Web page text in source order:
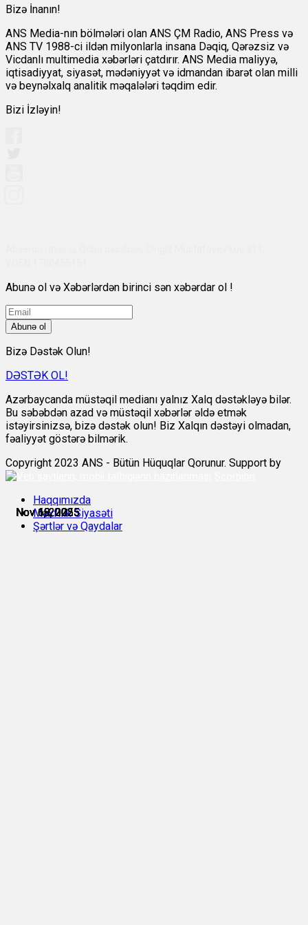
Nov 6, 2025
Nov 6, 2025
Nov 10, 2025
Nov 18, 2025
Nov 18, 2025
Nov 19, 2025
Bizə İnanın!
ANS Media-nın bölmələri olan ANS ÇM Radio, ANS Press və
ANS TV 1988-ci ildən milyonlarla insana Dəqiq, Qərəzsiz və
Vicdanlı multimedia xəbərləri çatdırır. ANS Media maliyyə,
iqtisadiyyat, siyasət, mədəniyyət və idmandan ibarət olan milli
və beynəlxalq analitik məqalələri təqdim edir.
Bizi İzləyin!
Abunə ol və Xəbərlərdən birinci sən xəbərdar ol !
Abunə ol
Bizə Dəstək Olun!
DƏSTƏK OL!
Azərbaycanda müstəqil medianı yalnız Xalq dəstəkləyə bilər.
Bu səbəbdən azad və müstəqil xəbərlər əldə etmək
istəyirsinizsə, bizə dəstək olun! Biz Xalqın dəstəyi olmadan,
fəaliyyət göstərə bilmərik.
Copyright 2023 ANS - Bütün Hüquqlar Qorunur. Support by
Haqqımızda
Məxfilik Siyasəti
Şərtlər və Qaydalar